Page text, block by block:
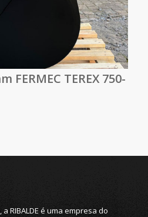
FERMEC TEREX 750-
RIBALDE é uma empresa do